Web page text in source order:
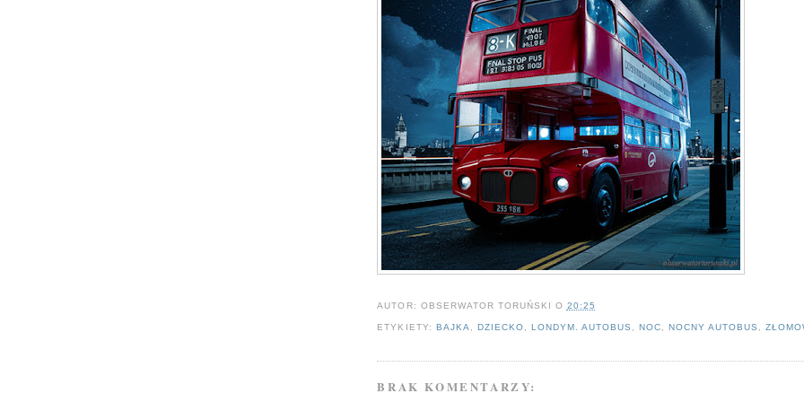
AUTOR: OBSERWATOR TORUŃSKI O 20:25
ETYKIETY: BAJKA DZIECKO LONDYM. AUTOBUS ,NOC ,NOCNY AUTOBUS ,
BRAK KOMENTARZY: